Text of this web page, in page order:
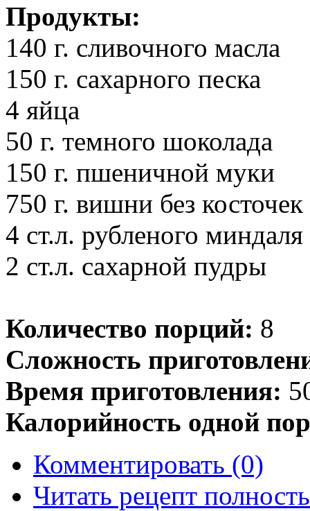
Продукты:
140 г. сливочного масла
150 г. сахарного песка
4 яйца
50 г. темного шоколада
150 г. пшеничной муки
750 г. вишни без косточек
4 ст.л. рубленого миндаля
2 ст.л. сахарной пудры
Количество порций: 8
Сложность
Время приготовления:
Калорийность одной
Комментировать (0)
Читать рецепт